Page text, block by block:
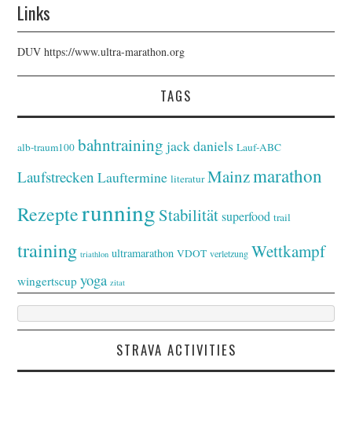
Links
DUVhttps://www.ultra-marathon.org
TAGS
alb-traum100 bahntraining jack daniels Lauf-ABC
Laufstrecken Lauftermine literatur Mainzmarathon
Rezepterunning Stabilität superfood trail
training triathlon ultramarathon VDOT verletzung Wettkampf
wingertscup yoga zitat
STRAVA ACTIVITIES